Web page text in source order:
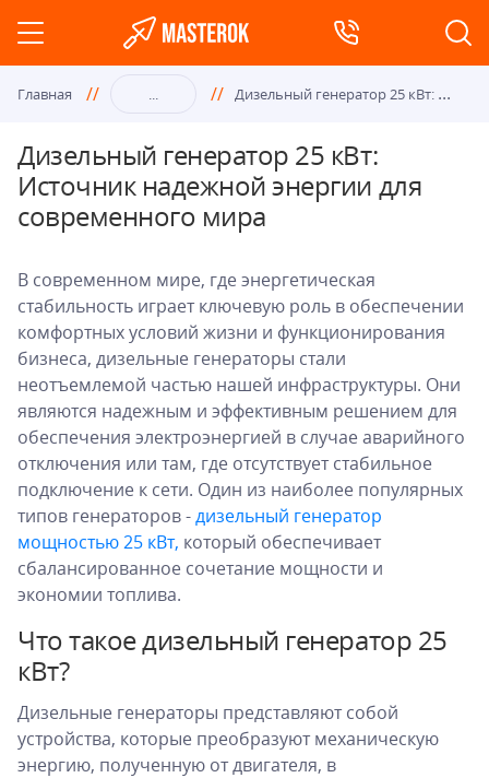
Главная ... Диз
ельный генератор 25 кВт: Источник надежной энергии для современного мира
Дизельный генератор 25 кВт:
Источник надежной энергии для
современного мира
В современном мире, где энергетическая
стабильность играет ключевую роль в обеспечении
комфортных условий жизни и функционирования
бизнеса, дизельные генераторы стали
неотъемлемой частью нашей инфраструктуры. Они
являются надежным и эффективным решением для
обеспечения электроэнергией в случае аварийного
отключения или там, где отсутствует стабильное
подключение к сети. Один из наиболее популярных
типов генераторов -дизельный генератор
мощностью 25 кВт, который обеспечивает
сбалансированное сочетание мощности и
экономии топлива.
Что такое дизельный генератор 25
кВт?
Дизельные генераторы представляют собой
устройства, которые преобразуют механическую
энергию, полученную от двигателя, в